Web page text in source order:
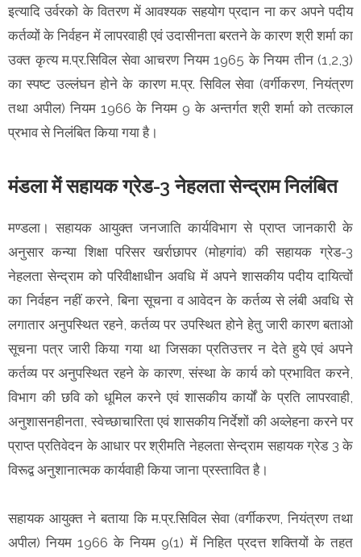
इत्यादि उर्वरको के वितरण में आवश्यक सहयोग प्रदान ना कर अपने पदीय
कर्तव्यों के निर्वहन में लापरवाही एवं उदासीनता बरतने के कारण श्री शर्मा का
उक्त कृत्य म.प्र.सिविल सेवा आचरण नियम 1965 के नियम तीन (1,2,3)
का स्पष्ट उल्लंघन होने के कारण म.प्र. सिविल सेवा (वर्गीकरण, नियंत्रण
तथा अपील) नियम 1966 के नियम 9 के अन्तर्गत श्री शर्मा को तत्काल
प्रभाव से निलंबित किया गया है।
मंडला में सहायक ग्रेड-3 नेहलता सेन्द्राम निलंबित
मण्डला। सहायक आयुक्त जनजाति कार्यविभाग से प्राप्त जानकारी के
अनुसार कन्या शिक्षा परिसर खर्राछापर (मोहगांव) की सहायक ग्रेड-3
नेहलता सेन्द्राम को परिवीक्षाधीन अवधि में अपने शासकीय पदीय दायित्वों
का निर्वहन नहीं करने, बिना सूचना व आवेदन के कर्तव्य से लंबी अवधि से
लगातार अनुपस्थित रहने, कर्तव्य पर उपस्थित होने हेतु जारी कारण बताओ
सूचना पत्र जारी किया गया था जिसका प्रतिउत्तर न देते हुये एवं अपने
कर्तव्य पर अनुपस्थित रहने के कारण, संस्था के कार्य को प्रभावित करने,
विभाग की छवि को धूमिल करने एवं शासकीय कार्यों के प्रति लापरवाही,
अनुशासनहीनता, स्वेच्छाचारिता एवं शासकीय निर्देशों की अव्लेहना करने पर
प्राप्त प्रतिवेदन के आधार पर श्रीमति नेहलता सेन्द्राम सहायक ग्रेड 3 के
विरूद्व अनुशानात्मक कार्यवाही किया जाना प्रस्तावित है।
सहायक आयुक्त ने बताया कि म.प्र.सिविल सेवा (वर्गीकरण, नियंत्रण तथा
अपील) नियम 1966 के नियम 9(1) में निहित प्रदत्त शक्तियों के तहत